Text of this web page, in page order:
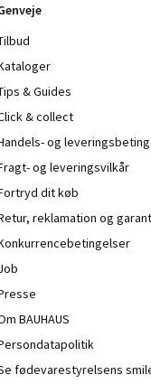
& Guides
& collect
og
og leveringsvilkår
dit køb
reklamation og
BAUHAUS
fødevarestyrelsens